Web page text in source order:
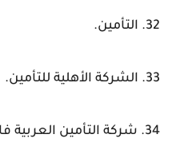
32. التأمين.
33. الشركة الأهلية للتأمين.
34. شركة التأمين العربية فالكون.